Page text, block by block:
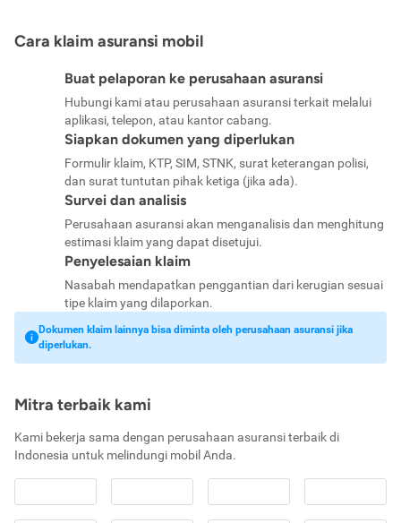
Cara klaim asuransi mobil
Buat pelaporan ke perusahaan asuransi
Hubungi kami atau perusahaan asuransi terkait melalui
aplikasi, telepon, atau kantor cabang.
Siapkan dokumen yang diperlukan
Formulir klaim, KTP, SIM, STNK, surat keterangan polisi,
dan surat tuntutan pihak ketiga (jika ada).
Survei dan analisis
Perusahaan asuransi akan menganalisis dan menghitung
estimasi klaim yang dapat disetujui.
Penyelesaian klaim
Nasabah mendapatkan penggantian dari kerugian sesuai
tipe klaim yang dilaporkan.
Dokumen klaim lainnya bisa diminta oleh perusahaan asuransi jika
diperlukan.
Mitra terbaik kami
Kami bekerja sama dengan perusahaan asuransi terbaik di
Indonesia untuk melindungi mobil Anda.